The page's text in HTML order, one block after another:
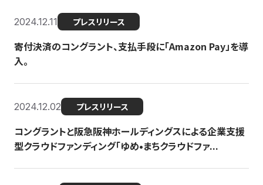
2024.12.11 プレスリリース
寄付決済のコングラント、支払手段に「Amazon Pay」を導
入。
2024.12.02 プレスリリース
コングラントと阪急阪神ホールディングスによる企業支援
型クラウドファンディング「ゆめ•まちクラウドファ...